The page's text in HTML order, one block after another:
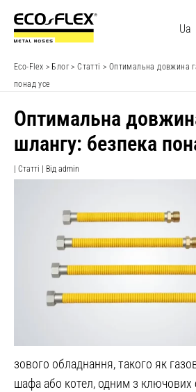
вмісту
Ua
Eco-Flex > Блог>Статті > Оптимальна довжина
понад усе
Оптимальна
шлангу: безпека
Статті | Від admin
зового обладнання, такого як
шафа або котел, одним з ключових